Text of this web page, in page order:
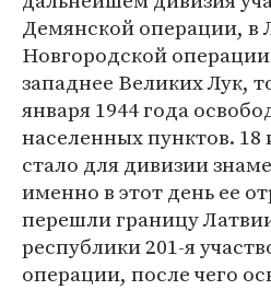
Демянской операции, в
Новгородской
западнее Великих Лук,
января 1944 года
населенных пунктов. 18
стало для дивизии
именно в этот день ее
перешли границу
республики 201-я
операции, после чего